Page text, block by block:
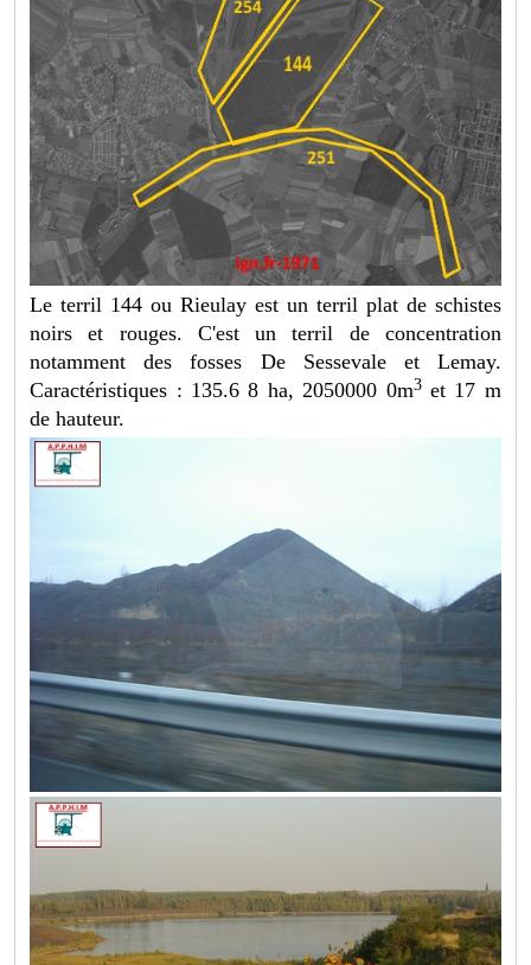
Le terril 144 ou Rieulay est un terril plat de schistes
noirs et rouges. C'est un terril de concentration
notamment des fosses De Sessevale et Lemay.
Caractéristiques : 135.6 8 ha, 2050000 0m3et 17 m
de hauteur.